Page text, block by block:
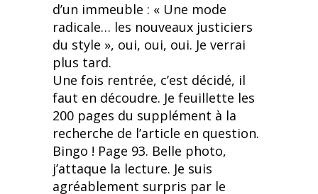
d’un immeuble : « Une mode
radicale… les nouveaux justiciers
du style », oui, oui, oui. Je verrai
plus tard.
Une fois rentrée, c’est décidé, il
faut en découdre. Je feuillette les
200 pages du supplément à la
recherche de l’article en question.
Bingo ! Page 93. Belle photo,
j’attaque la lecture. Je suis
agréablement surpris par le